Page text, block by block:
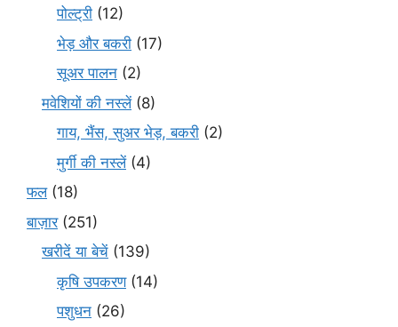
पोल्ट्री (12)
भेड़ और बकरी (17)
सूअर पालन (2)
मवेशियों की नस्लें(8)
गाय, भैंस, सुअर भेड़, बकरी (2)
मुर्गी की नस्लें(4)
फल(18)
बाज़ार(251)
खरीदें या बेचें (139)
कृषि उपकरण(14)
पशुधन (26)